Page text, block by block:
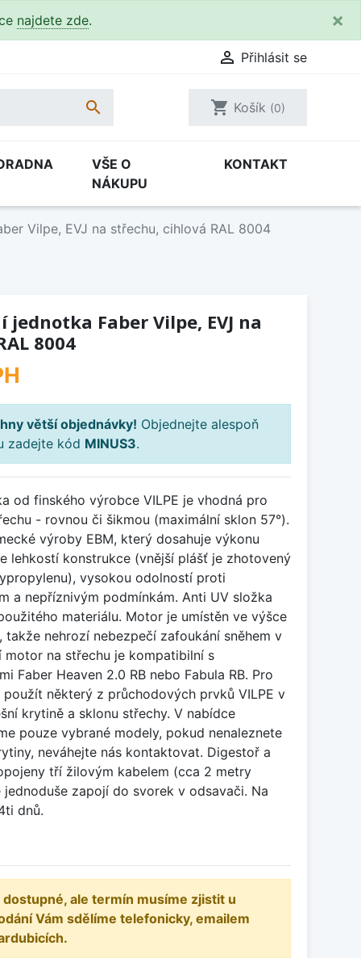
najdete zde. ×
 Přihlásit se
 shopping_cart Košík (0)
VŠE O
NÁKUPU
KONTAKT
Vilpe, EVJ na střechu, cihlová RAL 8004
Faber Vilpe, EVJ na
8004
větší objednávky! Objednejte alespoň
zadejte kód MINUS3.
od finského výrobce VILPE je vhodná pro
- rovnou či šikmou (maximální sklon 57°).
výroby EBM, který dosahuje výkonu
lehkostí konstrukce (vnější plášť je zhotovený
vysokou odolností proti
a nepříznivým podmínkám. Anti UV složka
materiálu. Motor je umístěn ve výšce
takže nehrozí nebezpečí zafoukání sněhem v
motor na střechu je kompatibilní s
Faber Heaven 2.0 RB nebo Fabula RB. Pro
některý z průchodových prvků VILPE v
krytině a sklonu střechy. V nabídce
pouze vybrané modely, pokud nenaleznete
neváhejte nás kontaktovat. Digestoř a
tří žilovým kabelem (cca 2 metry
zapojí do svorek v odsavači. Na
dnů.
ale termín musíme zjistit u
Vám sdělíme telefonicky, emailem